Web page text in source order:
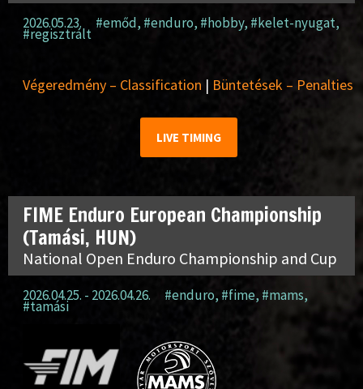
2026.05.23. #emőd, #enduro, #hobby, #kelet-nyugat,
#regisztrált
Végeredmény – Classification | Büntetések – Penalties
LIVE TIMING
FIME Enduro European Championship
(Tamási, HUN)
National Open Enduro Championship and Cup
2026.04.25. - 2026.04.26. #enduro, #fime, #mams,
#tamási